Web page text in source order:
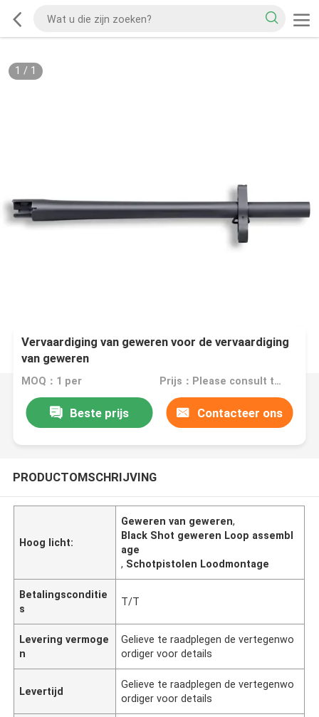
1 / 1
Vervaardiging van geweren voor de vervaardiging
van geweren
MOQ：1 per Prijs：Please consult the sales representative for details.
Beste prijs Contacteer ons
PRODUCTOMSCHRIJVING
Hoog licht:
Geweren van geweren,
Black Shot geweren Loop assembl
age
, Schotpistolen Loodmontage
Betalingsconditie
s
T/T
Levering vermoge
n
Gelieve te raadplegen de vertegenwo
ordiger voor details
Levertijd
Gelieve te raadplegen de vertegenwo
ordiger voor details